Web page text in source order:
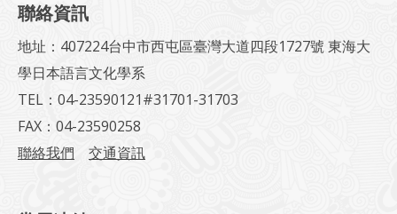
聯絡資訊
地址：407224台中市西屯區臺灣大道四段1727號 東海大
學日本語言文化學系
TEL：04-23590121#31701-31703
FAX：04-23590258
聯絡我們
交通資訊